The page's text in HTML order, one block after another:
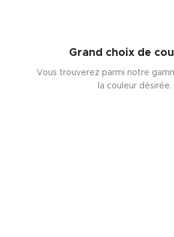
Grand choix de
Vous trouverez parmi notre
la couleur désirée.